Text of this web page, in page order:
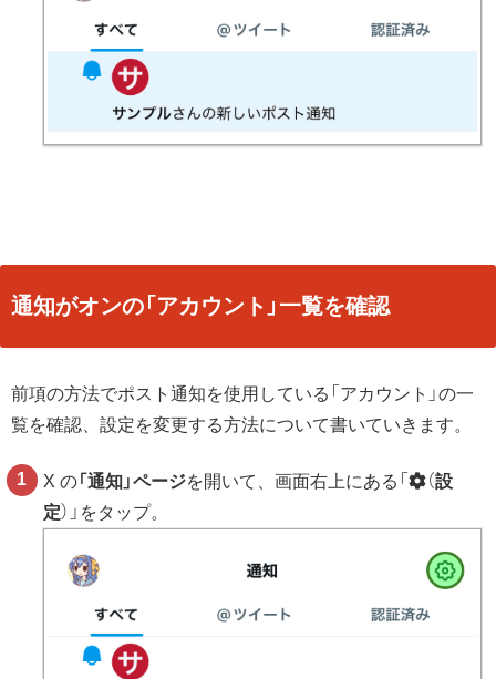
通知がオンの「アカウント」一覧を確認
前項の方法でポスト通知を使用している「アカウント」の一
覧を確認、設定を変更する方法について書いていきます。
X の「通知」ページを開いて、画面右上にある「 （設
定）」をタップ。